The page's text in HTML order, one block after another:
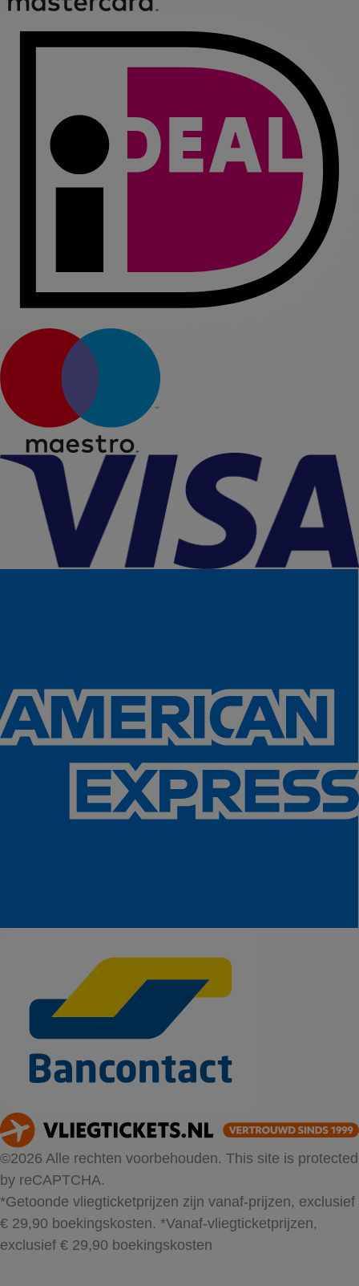
©2026 Alle rechten voorbehouden. This site is protected
by reCAPTCHA.
*Getoonde vliegticketprijzen zijn vanaf-prijzen, exclusief
€ 29,90 boekingskosten. *Vanaf-vliegticketprijzen,
exclusief € 29,90 boekingskosten